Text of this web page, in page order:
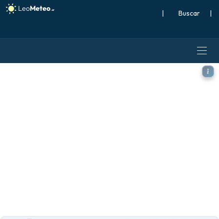
| |
ECMWF AIFS 0.25° [IA]